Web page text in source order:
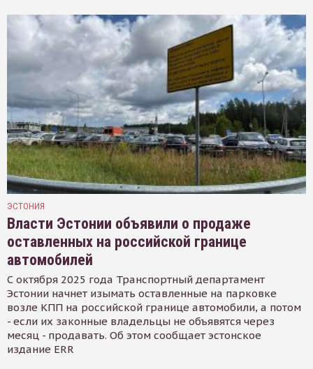
ЭСТОНИЯ
Власти Эстонии объявили о продаже
оставленных на российской границе
автомобилей
С октября 2025 года Транспортный департамент
Эстонии начнет изымать оставленные на парковке
возле КПП на российской границе автомобили, а потом
- если их законные владельцы не объявятся через
месяц - продавать. Об этом сообщает эстонское
издание ERR